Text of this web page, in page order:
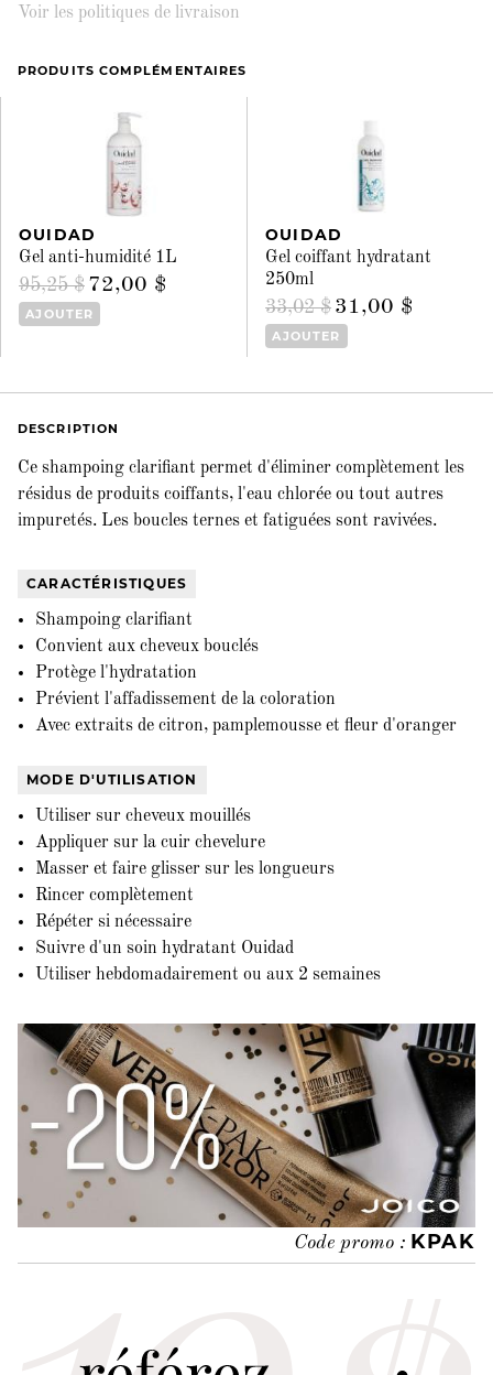
Voir les politiques de livraison
PRODUITS COMPLÉMENTAIRES
OUIDAD
Gel anti-humidité 1L
95,25 $ 72,00 $
AJOUTER
OUIDAD
Gel coiffant hydratant
250ml
33,02 $ 31,00 $
AJOUTER
DESCRIPTION
Ce shampoing clarifiant permet d'éliminer complètement les
résidus de produits coiffants, l'eau chlorée ou tout autres
impuretés. Les boucles ternes et fatiguées sont ravivées.
CARACTÉRISTIQUES
Shampoing clarifiant
Convient aux cheveux bouclés
Protège l'hydratation
Prévient l'affadissement de la coloration
Avec extraits de citron, pamplemousse et fleur d'oranger
MODE D'UTILISATION
Utiliser sur cheveux mouillés
Appliquer sur la cuir chevelure
Masser et faire glisser sur les longueurs
Rincer complètement
Répéter si nécessaire
Suivre d'un soin hydratant Ouidad
Utiliser hebdomadairement ou aux 2 semaines
Code promo : KPAK